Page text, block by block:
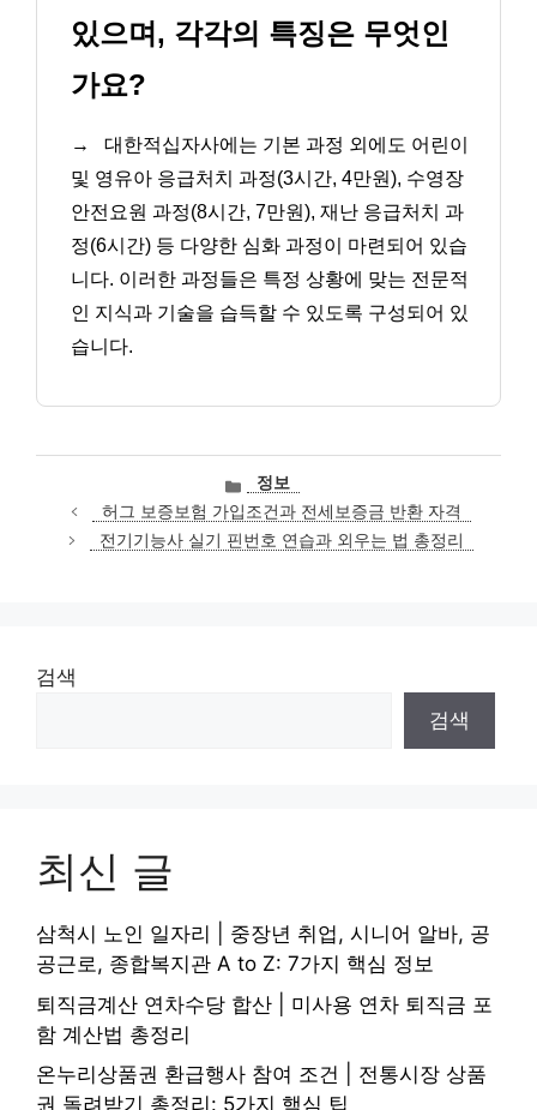
있으며, 각각의 특징은 무엇인
가요?
→
대한적십자사에는 기본 과정 외에도 어린이
및 영유아 응급처치 과정(3시간, 4만원), 수영장
안전요원 과정(8시간, 7만원), 재난 응급처치 과
정(6시간) 등 다양한 심화 과정이 마련되어 있습
니다. 이러한 과정들은 특정 상황에 맞는 전문적
인 지식과 기술을 습득할 수 있도록 구성되어 있
습니다.
카
테
고
리
정보
허그 보증보험 가입조건과 전세보증금 반환 자격
전기기능사 실기 핀번호 연습과 외우는 법 총정리
검색
검색
최신 글
삼척시 노인 일자리 | 중장년 취업, 시니어 알바, 공
공근로, 종합복지관 A to Z: 7가지 핵심 정보
퇴직금계산 연차수당 합산 | 미사용 연차 퇴직금 포
함 계산법 총정리
온누리상품권 환급행사 참여 조건 | 전통시장 상품
권 돌려받기 총정리: 5가지 핵심 팁